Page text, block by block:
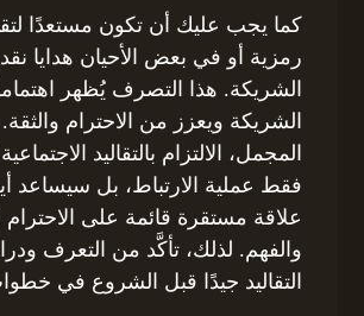
كما يجب عليك أن تكون مستعدًا
رمزية أو في بعض الأحيان هدايا
الشريكة. هذا التصرف يُظهر
الشريكة ويعزز من الاحترام
المجمل، الالتزام بالتقاليد
فقط عملية الارتباط، بل سيساعد
علاقة مستقرة قائمة على الاحترام
والفهم. لذلك، تأكَّد من التعرف
التقاليد جيدًا قبل الشروع في